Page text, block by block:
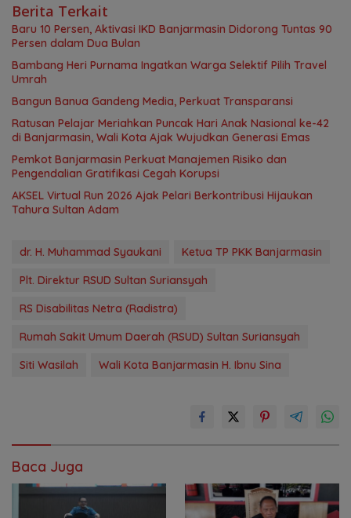
Berita Terkait
Baru 10 Persen, Aktivasi IKD Banjarmasin Didorong Tuntas 90
Persen dalam Dua Bulan
Bambang Heri Purnama Ingatkan Warga Selektif Pilih Travel
Umrah
Bangun Banua Gandeng Media, Perkuat Transparansi
Ratusan Pelajar Meriahkan Puncak Hari Anak Nasional ke-42
di Banjarmasin, Wali Kota Ajak Wujudkan Generasi Emas
Pemkot Banjarmasin Perkuat Manajemen Risiko dan
Pengendalian Gratifikasi Cegah Korupsi
AKSEL Virtual Run 2026 Ajak Pelari Berkontribusi Hijaukan
Tahura Sultan Adam
dr. H. Muhammad Syaukani
Ketua TP PKK Banjarmasin
Plt. Direktur RSUD Sultan Suriansyah
RS Disabilitas Netra (Radistra)
Rumah Sakit Umum Daerah (RSUD) Sultan Suriansyah
Siti Wasilah
Wali Kota Banjarmasin H. Ibnu Sina
Baca Juga